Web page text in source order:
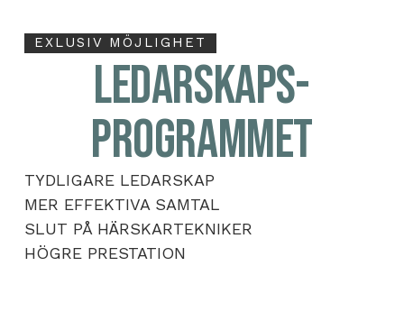
EXLUSIV MÖJLIGHET
Ledarskaps­
programmet
TYDLIGARE LEDARSKAP
MER EFFEKTIVA SAMTAL
SLUT PÅ HÄRSKARTEKNIKER
HÖGRE PRESTATION